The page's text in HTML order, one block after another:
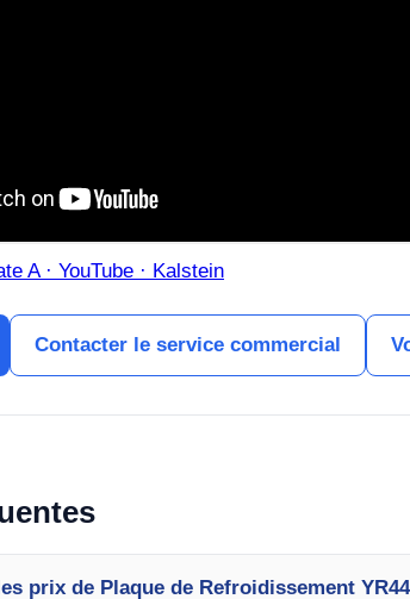
A · YouTube · Kalstein
Contacter le service commercial
prix de Plaque de Refroidissement